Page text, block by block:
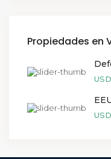
Propiedades en
USD
USD